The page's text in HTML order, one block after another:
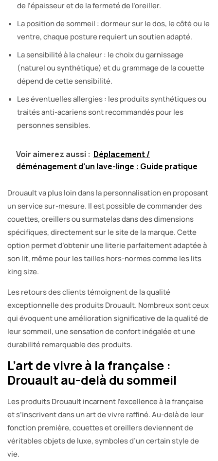
de l’épaisseur et de la fermeté de l’oreiller.
La position de sommeil : dormeur sur le dos, le côté ou le
ventre, chaque posture requiert un soutien adapté.
La sensibilité à la chaleur : le choix du garnissage
(naturel ou synthétique) et du grammage de la couette
dépend de cette sensibilité.
Les éventuelles allergies : les produits synthétiques ou
traités anti-acariens sont recommandés pour les
personnes sensibles.
Voir aimerez aussi : Déplacement /
déménagement d'un lave-linge : Guide pratique
Drouault va plus loin dans la personnalisation en proposant
un service sur-mesure. Il est possible de commander des
couettes, oreillers ou surmatelas dans des dimensions
spécifiques, directement sur le site de la marque. Cette
option permet d’obtenir une literie parfaitement adaptée à
son lit, même pour les tailles hors-normes comme les lits
king size.
Les retours des clients témoignent de la qualité
exceptionnelle des produits Drouault. Nombreux sont ceux
qui évoquent une amélioration significative de la qualité de
leur sommeil, une sensation de confort inégalée et une
durabilité remarquable des produits.
L’art de vivre à la française :
Drouault au-delà du sommeil
Les produits Drouault incarnent l’excellence à la française
et s’inscrivent dans un art de vivre raffiné. Au-delà de leur
fonction première, couettes et oreillers deviennent de
véritables objets de luxe, symboles d’un certain style de
vie.